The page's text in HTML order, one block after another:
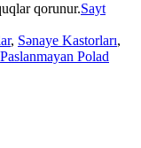
qorunur.Sayt
, Sənaye Kastorları,
Paslanmayan Polad